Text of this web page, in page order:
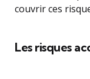
couvrir ces
Les risques